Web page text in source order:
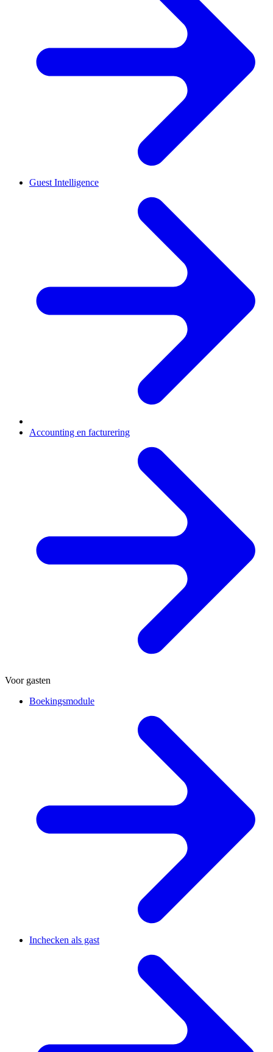
Guest Intelligence
Accounting en facturering
Voor gasten
Boekingsmodule
Inchecken als gast